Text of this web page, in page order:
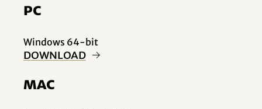
PC
Windows 64-bit
Download
Mac